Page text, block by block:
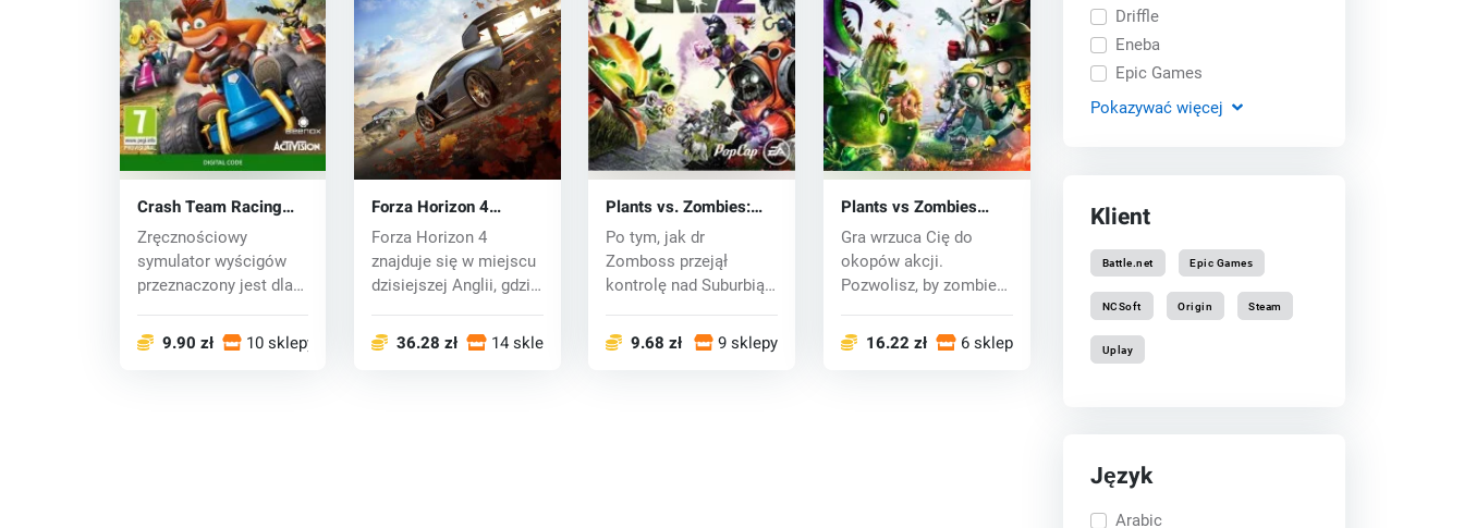
Crash Team Racing
Nitro-Fueled (Xbox
One) key
Zręcznościowy
symulator wyścigów
przeznaczony jest dla
9.90 zł 10 sklepy
Forza Horizon 4
(PC/Xbox One) key
Forza Horizon 4
znajduje się w miejscu
dzisiejszej Anglii, gdzie
36.28 zł 14 sklepy
Plants vs. Zombies:
Garden Warfare 2
(Xbox One) key
Po tym, jak dr
Zomboss przejął
kontrolę nad Suburbią i
9.68 zł 9 sklepy
Plants vs Zombies
Garden Warfare (Xbox
One) key
Gra wrzuca Cię do
okopów akcji.
Pozwolisz, by zombie
olbrzymic...
16.22 zł 6 sklepy
Driffle
Eneba
Epic Games
Pokazywać więcej
Klient
Battle.net Epic Games
NCSoft Origin Steam
Uplay
Język
Arabic